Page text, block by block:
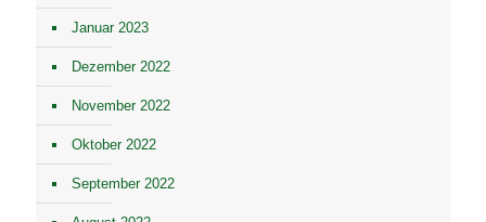
Januar 2023
Dezember 2022
November 2022
Oktober 2022
September 2022